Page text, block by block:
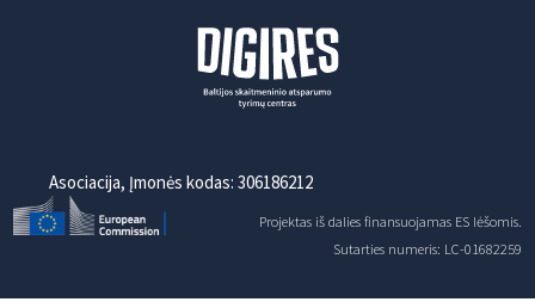
Asociacija, Įmonės kodas: 306186212
Projektas iš dalies finansuojamas ES lėšomis.
Sutarties numeris: LC-01682259